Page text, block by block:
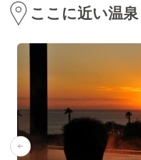
ここに近い温泉